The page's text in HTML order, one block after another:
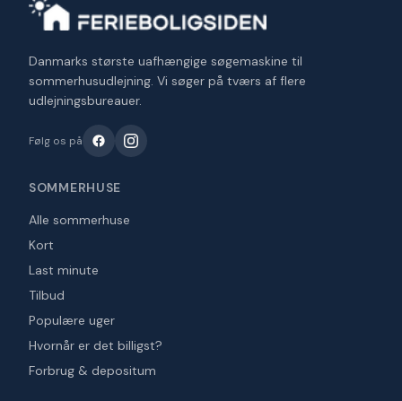
Danmarks største uafhængige søgemaskine til
sommerhusudlejning. Vi søger på tværs af flere
udlejningsbureauer.
Følg os på
SOMMERHUSE
Alle sommerhuse
Kort
Last minute
Tilbud
Populære uger
Hvornår er det billigst?
Forbrug & depositum